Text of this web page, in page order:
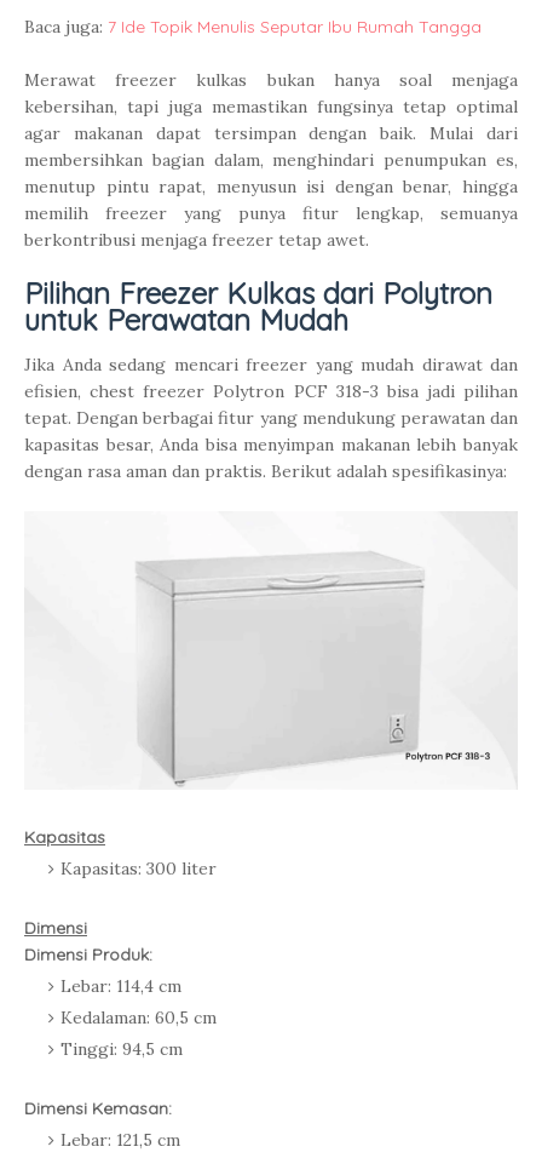
Baca juga: 7 Ide Topik Menulis Seputar Ibu Rumah Tangga
Merawat freezer kulkas bukan hanya soal menjaga
kebersihan, tapi juga memastikan fungsinya tetap optimal
agar makanan dapat tersimpan dengan baik. Mulai dari
membersihkan bagian dalam, menghindari penumpukan es,
menutup pintu rapat, menyusun isi dengan benar, hingga
memilih freezer yang punya fitur lengkap, semuanya
berkontribusi menjaga freezer tetap awet.
Pilihan Freezer Kulkas dari Polytron
untuk Perawatan Mudah
Jika Anda sedang mencari freezer yang mudah dirawat dan
efisien, chest freezer Polytron PCF 318-3 bisa jadi pilihan
tepat. Dengan berbagai fitur yang mendukung perawatan dan
kapasitas besar, Anda bisa menyimpan makanan lebih banyak
dengan rasa aman dan praktis. Berikut adalah spesifikasinya:
Kapasitas
Kapasitas: 300 liter
Dimensi
Dimensi Produk:
Lebar: 114,4 cm
Kedalaman: 60,5 cm
Tinggi: 94,5 cm
Dimensi Kemasan:
Lebar: 121,5 cm